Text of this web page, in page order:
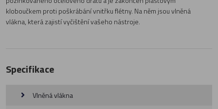
kloboučkem proti poškrábání vnitřku flétny. Na něm jsou vlněná
vlákna, která zajistí vyčištění vašeho nástroje.
Specifikace
Vlněná vlákna